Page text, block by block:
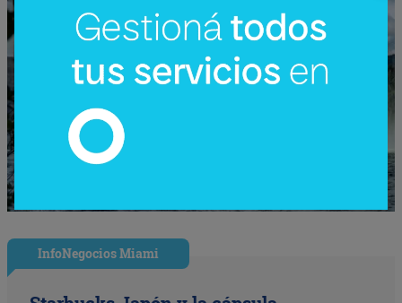
InfoNegocios Miami